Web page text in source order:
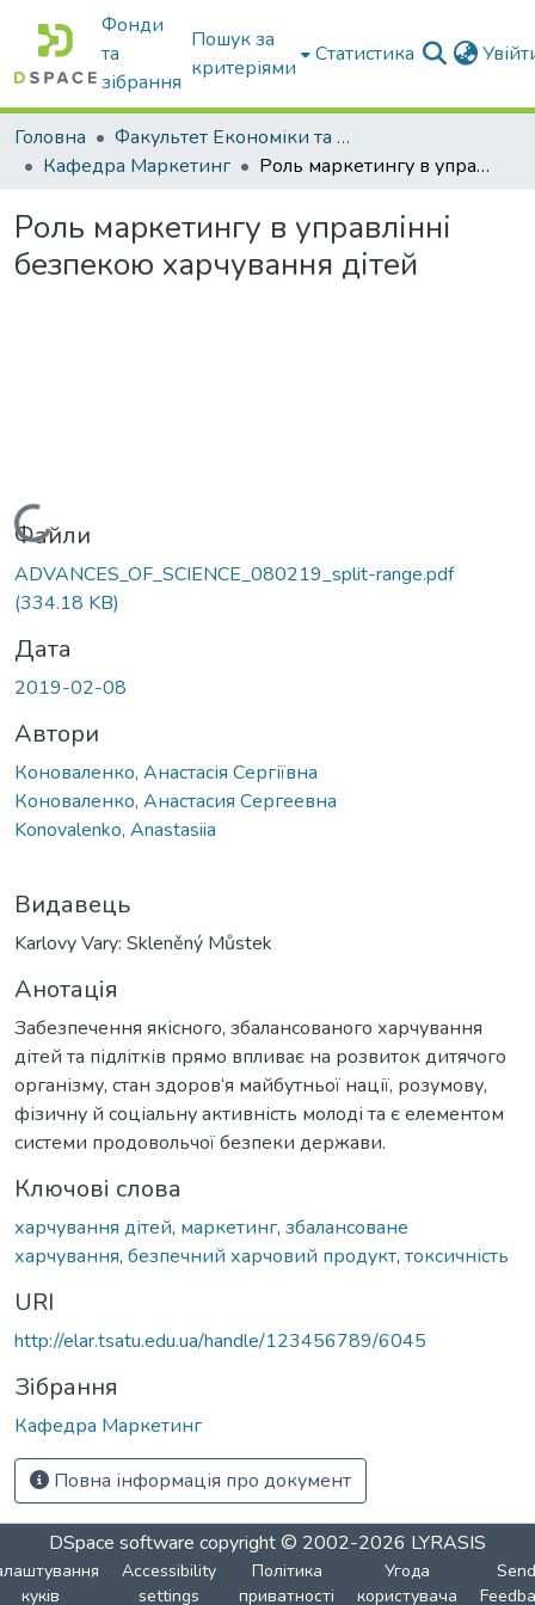
Фонди
та
зібрання
Пошук за
критеріями
Статистика
Головна
Факультет Економіки та бізнесу
Кафедра Маркетинг
Роль маркетингу в управлінні безпекою харчування дітей
Роль маркетингу в управлінні
безпекою харчування дітей
Вантажиться...
Файли
ADVANCES_OF_SCIENCE_080219_split-range.pdf
(334.18 KB)
Дата
2019-02-08
Автори
Коноваленко, Анастасія Сергіївна
Коноваленко, Анастасия Сергеевна
Konovalenko, Anastasiia
Видавець
Karlovy Vary: Skleněný Můstek
Анотація
Забезпечення якісного, збалансованого харчування
дітей та підлітків прямо впливає на розвиток дитячого
організму, стан здоров‘я майбутньої нації, розумову,
фізичну й соціальну активність молоді та є елементом
системи продовольчої безпеки держави.
Ключові слова
харчування дітей, маркетинг, збалансоване
харчування, безпечний харчовий продукт, токсичність
URI
http://elar.tsatu.edu.ua/handle/123456789/6045
Зібрання
Кафедра Маркетинг
Повна інформація про документ
DSpace software copyright © 2002-2026 LYRASIS
куків
Accessibility
settings
Політика
приватності
Угода
користувача
Send